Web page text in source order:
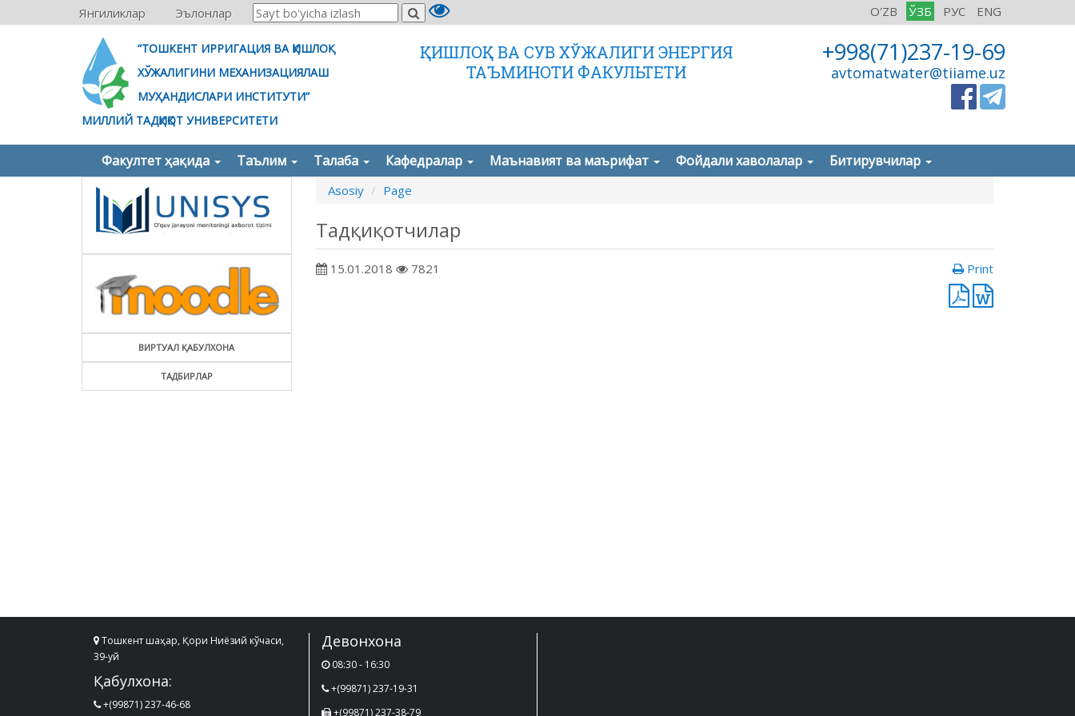
Янгиликлар Эълонлар O'ZB ЎЗБ РУС ENG
“ТОШКЕНТ ИРРИГАЦИЯ ВА ҚИШЛОҚ
ХЎЖАЛИГИНИ МЕХАНИЗАЦИЯЛАШ
МУҲАНДИСЛАРИ ИНСТИТУТИ”
МИЛЛИЙ ТАДҚИҚОТ УНИВЕРСИТЕТИ
ҚИШЛОҚ ВА СУВ ХЎЖАЛИГИ ЭНЕРГИЯ
ТАЪМИНОТИ ФАКУЛЬТЕТИ
+998(71)237-19-69
avtomatwater@tiiame.uz
Факултет ҳақида Таълим Талаба Кафедралар Маънавият ва маърифат Фойдали хаволалар Битирувчилар
ВИРТУАЛ ҚАБУЛХОНА
ТАДБИРЛАР
Asosiy Page
Тадқиқотчилар
15.01.2018 7821 Print
Тошкент шаҳар, Қори Ниёзий кўчаси,
39-уй
Қабулхона:
+(99871) 237-46-68
Девонхона
08:30 - 16:30
+(99871) 237-19-31
+(99871) 237-38-79